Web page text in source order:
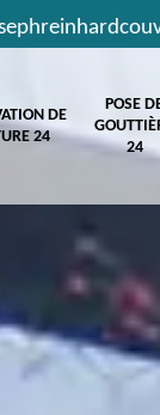
DE
24
POSE
24